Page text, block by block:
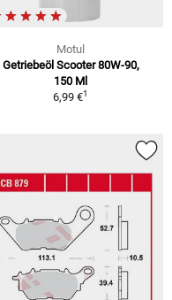
Motul
Getriebeöl Scooter 80W-90,
150 Ml
6,99 €1